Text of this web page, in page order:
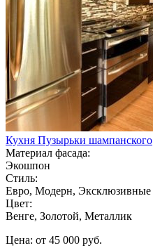
Кухня Пузырьки шампанского
Материал фасада:
Экошпон
Стиль:
Евро, Модерн, Эксклюзивные
Цвет:
Венге, Золотой, Металлик
Цена: от 45 000 руб.